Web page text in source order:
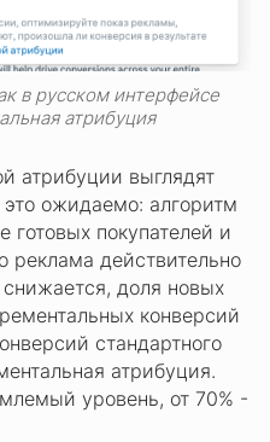
в русском интерфейсе
атрибуция
атрибуции выглядят
ожидаемо: алгоритм
готовых покупателей и
реклама действительно
снижается, доля новых
конверсий
стандартного
атрибуция.
уровень, от 70% -